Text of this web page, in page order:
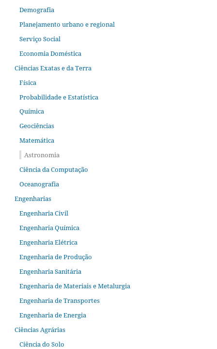
Demografia
Planejamento urbano e regional
Serviço Social
Economia Doméstica
Ciências Exatas e da Terra
Física
Probabilidade e Estatística
Química
Geociências
Matemática
Astronomia
Ciência da Computação
Oceanografia
Engenharias
Engenharia Civil
Engenharia Química
Engenharia Elétrica
Engenharia de Produção
Engenharia Sanitária
Engenharia de Materiais e Metalurgia
Engenharia de Transportes
Engenharia de Energia
Ciências Agrárias
Ciência do Solo